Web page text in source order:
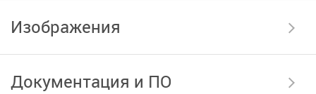
Изображения
Документация и ПО